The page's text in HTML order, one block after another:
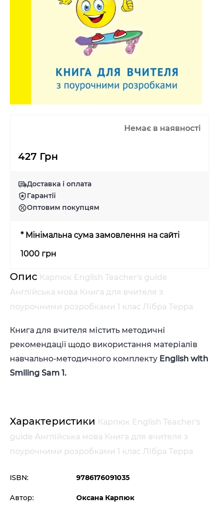
Немає в наявності
427 Грн
Доставка і оплата
Гарантії
Оптовим покупцям
* Мінімальна сума замовлення на сайті
1000 грн
Опис Карпюк English Teacher's guide
Англійська мова Книга для вчителя з
поурочними розробками 1 клас Лібра Терра
Книга для вчителя містить методичні
рекомендації щодо використання матеріалів
навчально-методичного комплекту English with
Smiling Sam 1.
Характеристики Карпюк English Teacher's
guide Англійська мова Книга для вчителя з
поурочними розробками 1 клас Лібра Терра
ISBN: 9786176091035
Автор: Оксана Карпюк